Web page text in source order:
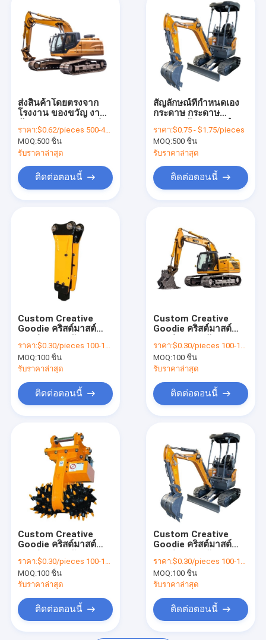
ผลิตภัณฑ์
แสดง VR
เกี่ยวกับเรา
ทัวร์โรงงาน
ติดต่อเรา
ทุกกรณี
ขออ้าง
กีลเหล็กเบา
ส่งสินค้าโดยตรงจาก
โรงงาน ของขวัญ งาน
ของขวัญวันเกิด เครื่อง
สําอางกล่องบรรจุกล่อง
กระดาษ
ราคา:$0.62/pieces 500-4999 pieces
MOQ:500 ชิ้น
รับราคาล่าสุด
ติดต่อตอนนี้
สัญลักษณ์ที่กําหนดเอง
กระดาษ กระดาษ
ทองแดง กล่องของขวัญ
แม่เหล็กหรู
ราคา:$0.75 - $1.75/pieces
MOQ:500 ชิ้น
รับราคาล่าสุด
ติดต่อตอนนี้
Custom Creative
Goodie คริสต์มาสต์
กระดาษ Kraft กับโลโก้
ของคุณเองสําหรับ
Xmas การตกแต่งปาร์ตี้
ราคา:$0.30/pieces 100-1999 pieces
MOQ:100 ชิ้น
รับราคาล่าสุด
ติดต่อตอนนี้
Custom Creative
Goodie คริสต์มาสต์
กระดาษ Kraft กับโลโก้
ของคุณเองสําหรับ
Xmas การตกแต่งปาร์ตี้
ราคา:$0.30/pieces 100-1999 pieces
MOQ:100 ชิ้น
รับราคาล่าสุด
ติดต่อตอนนี้
Custom Creative
Goodie คริสต์มาสต์
กระดาษ Kraft กับโลโก้
ของคุณเองสําหรับ
Xmas การตกแต่งปาร์ตี้
ราคา:$0.30/pieces 100-1999 pieces
MOQ:100 ชิ้น
รับราคาล่าสุด
ติดต่อตอนนี้
Custom Creative
Goodie คริสต์มาสต์
กระดาษ Kraft กับโลโก้
ของคุณเองสําหรับ
Xmas การตกแต่งปาร์ตี้
ราคา:$0.30/pieces 100-1999 pieces
MOQ:100 ชิ้น
รับราคาล่าสุด
ติดต่อตอนนี้